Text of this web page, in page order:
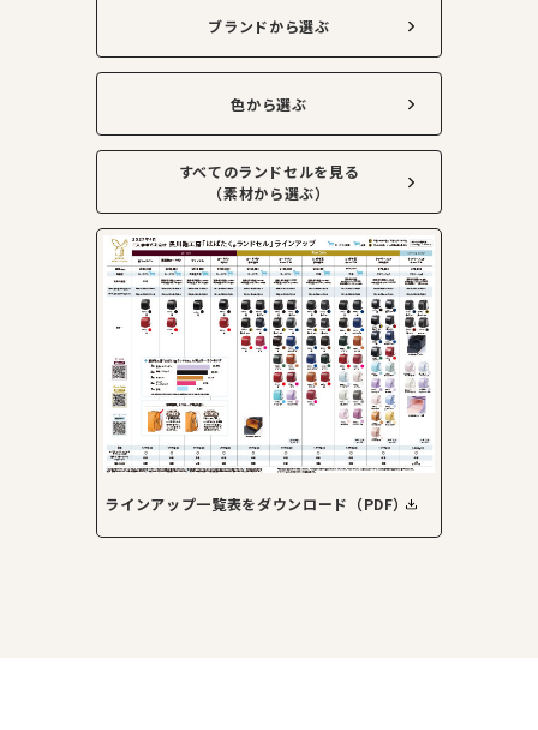
ブランドから選ぶ
色から選ぶ
すべてのランドセルを見る
（素材から選ぶ）
ラインアップ一覧表をダウンロード（PDF）